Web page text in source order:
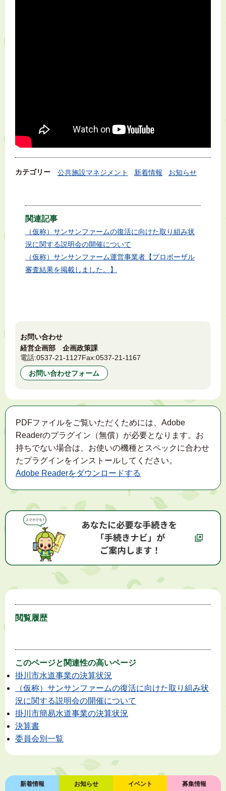
カテゴリー 公共施設マネジメント 新着情報 お知らせ
関連記事
（仮称）サンサンファームの復活に向けた取り組み状
況に関する説明会の開催について
（仮称）サンサンファーム運営事業者【プロポーザル
審査結果を掲載しました。】
お問い合わせ
経営企画部 企画政策課
電話:0537-21-1127Fax:0537-21-1167
お問い合わせフォーム
PDFファイルをご覧いただくためには、Adobe
Readerのプラグイン（無償）が必要となります。お
持ちでない場合は、お使いの機種とスペックに合わせ
たプラグインをインストールしてください。
Adobe Readerをダウンロードする
閲覧履歴
このページと 関連性の高いページ
掛川市水道事業の決算状況
（仮称）サンサンファームの復活に向けた取り組み状
況に関する説明会の開催について
掛川市簡易水道事業の決算状況
決算書
委員会別一覧
新着情報 お知らせ イベント 募集情報